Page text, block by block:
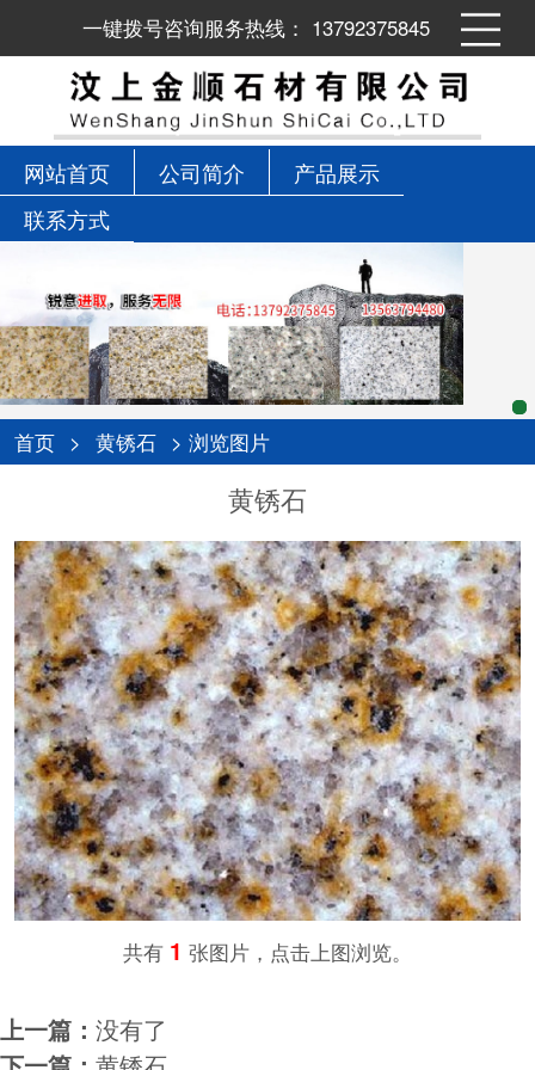
一键拨号咨询服务热线： 13792375845
网站首页 公司简介
产品展示
联系方式
首页 > 黄锈石 > 浏览图片
黄锈石
共有 1 张图片，点击上图浏览。
上一篇： 没有了